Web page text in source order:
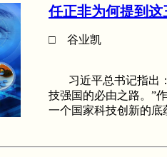
任正非为何提到这
□ 谷业凯
习近平总书记指出：
技强国的必由之路。”
一个国家科技创新的